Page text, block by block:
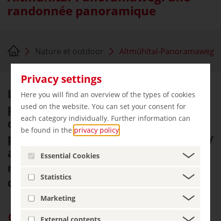
Privacy settings
Here you will find an overview of the types of cookies
used on the website. You can set your consent for
each category individually. Further information can
be found in the privacy policy
Essential Cookies
Statistics
Marketing
randonnée panoramique
Nature et outdoor Altmühltal-Panoramaweg
La vallée de l'Altmühl est un
paradis pour les randonneurs. Sur
ce chemin, on peut savourer un
paysage typiquement bavarois. Il y
a certes des montées abruptes,
mais également beaucoup
d'occasions de se détendre.
Privilégier « germany.travel » sur Google